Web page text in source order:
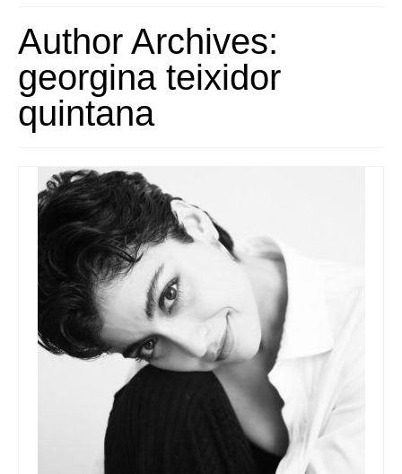
Programa de Residència
CRUCERO
Queda’t amb nosaltres
Arxiu
Contacte
Author Archives:
georgina teixidor
quintana